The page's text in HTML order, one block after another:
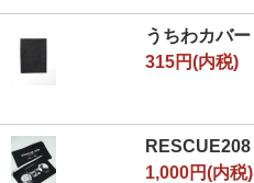
うちわカバー
315円(内税)
RESCUE208
1,000円(内税)